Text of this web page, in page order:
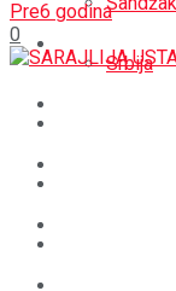
REGIJA
Srbija
Pre6 godina
0